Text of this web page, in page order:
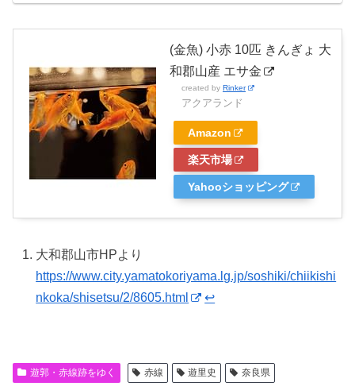
(金魚) 小赤 10匹 きんぎょ 大
和郡山産 エサ金
created by Rinker
アクアランド
Amazon
楽天市場
Yahooショッピング
大和郡山市HPより
https://www.city.yamatokoriyama.lg.jp/soshiki/chiikishi
nkoka/shisetsu/2/8605.html
↩︎
遊郭・赤線跡をゆく 赤線 遊里史 奈良県